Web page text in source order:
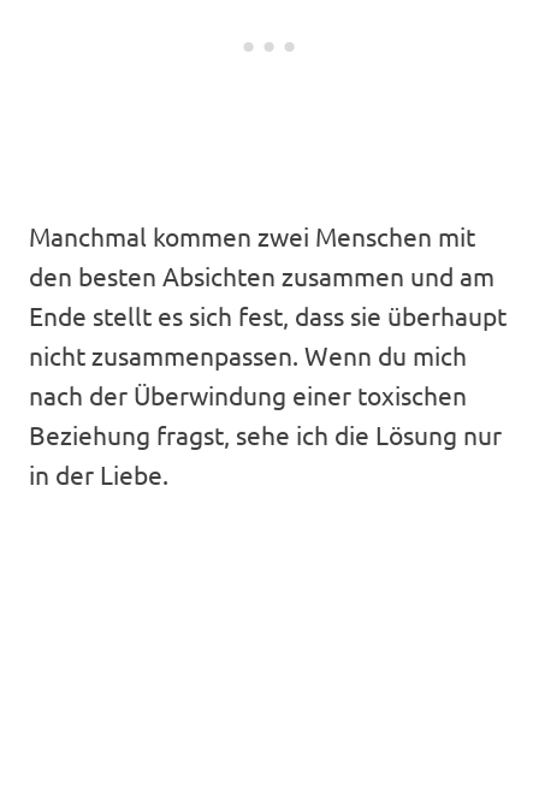
Manchmal kommen zwei Menschen mit
den besten Absichten zusammen und am
Ende stellt es sich fest, dass sie überhaupt
nicht zusammenpassen. Wenn du mich
nach der Überwindung einer toxischen
Beziehung fragst, sehe ich die Lösung nur
in der Liebe.